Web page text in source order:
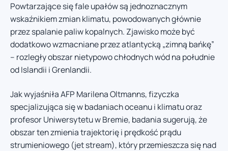
Powtarzające się fale upałów są jednoznacznym
wskaźnikiem zmian klimatu, powodowanych głównie
przez spalanie paliw kopalnych. Zjawisko może być
dodatkowo wzmacniane przez atlantycką „zimną bańkę”
– rozległy obszar nietypowo chłodnych wód na południe
od Islandii i Grenlandii.
Jak wyjaśniła AFP Marilena Oltmanns, fizyczka
specjalizująca się w badaniach oceanu i klimatu oraz
profesor Uniwersytetu w Bremie, badania sugerują, że
obszar ten zmienia trajektorię i prędkość prądu
strumieniowego (jet stream), który przemieszcza się nad